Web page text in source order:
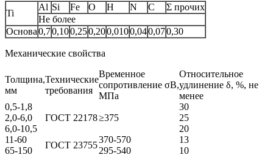
Ti
Al Si Fe O H N C
Σ прочих
Не более
Основа0,70,100,250,200,0100,040,070,30
Механические свойства
Толщина,
мм
Технические
требования
Временное
сопротивление σB,
МПа
Относительное
удлинение δ, %, не
менее
0,5-1,8
ГОСТ 22178≥375
30
2,0-6,0
25
6,0-10,5
20
11-60
ГОСТ 23755
370-570
13
65-150
295-540 10